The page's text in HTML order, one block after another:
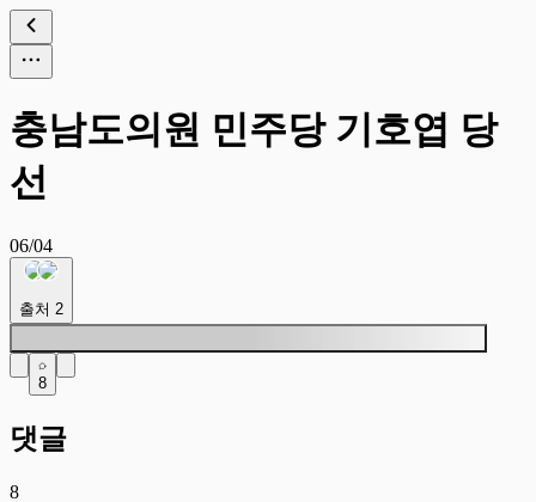
충남도의원 민주당 기호엽 당
선
06/04
출처 2
8
댓글
8